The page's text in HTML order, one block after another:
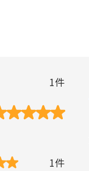
1件
1件